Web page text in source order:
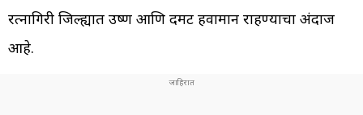
रत्नागिरी जिल्ह्यात उष्ण आणि दमट हवामान राहण्याचा अंदाज
आहे.